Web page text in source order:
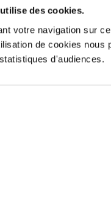
des cookies.
votre navigation sur
de cookies nous
d'audiences.
Elevage
de qualité,